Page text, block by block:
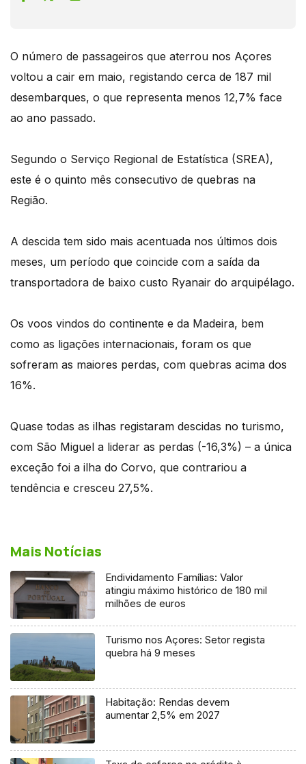
O número de passageiros que aterrou nos Açores
voltou a cair em maio, registando cerca de 187 mil
desembarques, o que representa menos 12,7% face
ao ano passado.
Segundo o Serviço Regional de Estatística (SREA),
este é o quinto mês consecutivo de quebras na
Região.
A descida tem sido mais acentuada nos últimos dois
meses, um período que coincide com a saída da
transportadora de baixo custo Ryanair do arquipélago.
Os voos vindos do continente e da Madeira, bem
como as ligações internacionais, foram os que
sofreram as maiores perdas, com quebras acima dos
16%.
Quase todas as ilhas registaram descidas no turismo,
com São Miguel a liderar as perdas (-16,3%) – a única
exceção foi a ilha do Corvo, que contrariou a
tendência e cresceu 27,5%.
Mais Notícias
Endividamento Famílias: Valor
atingiu máximo histórico de 180 mil
milhões de euros
Turismo nos Açores: Setor regista
quebra há 9 meses
Habitação: Rendas devem
aumentar 2,5% em 2027